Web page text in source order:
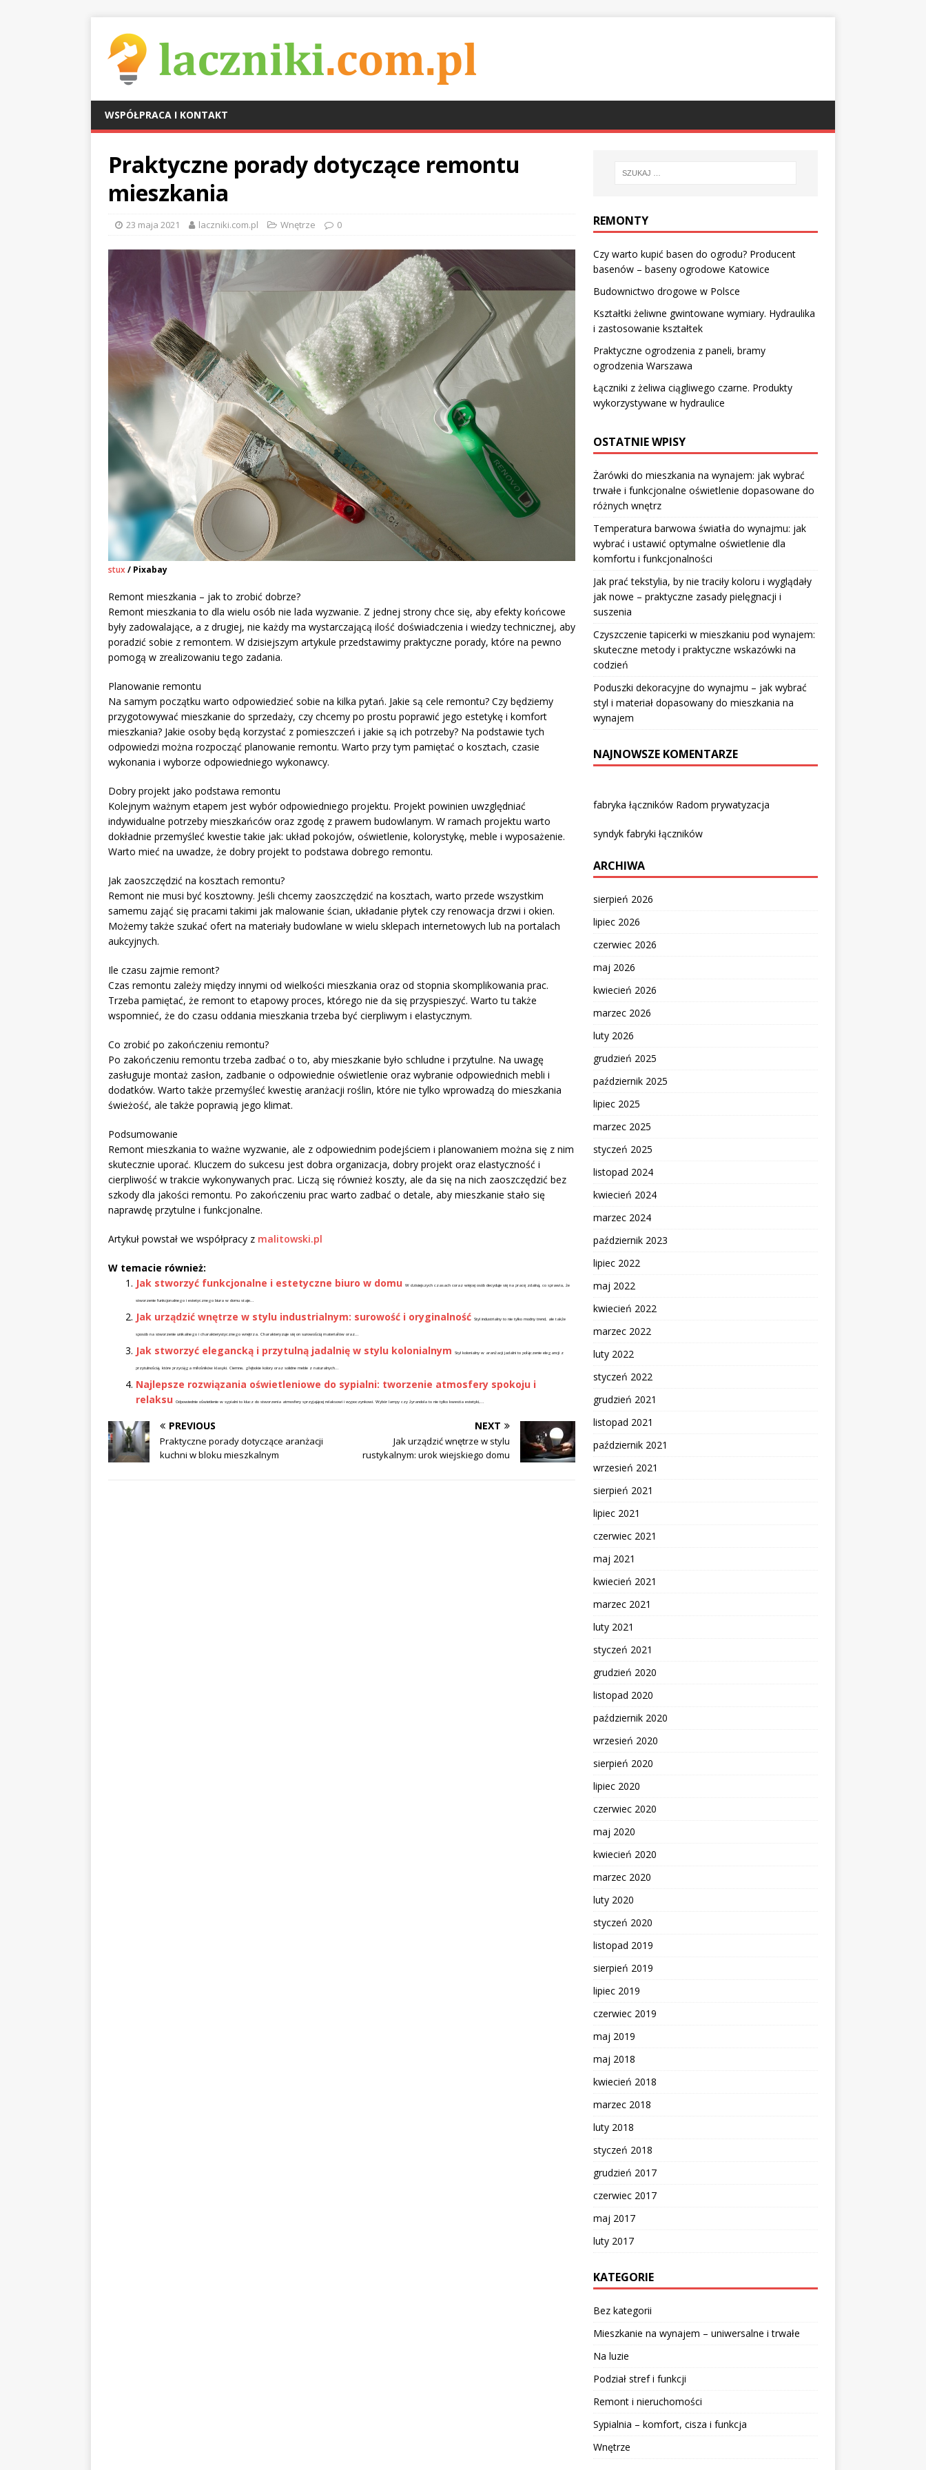
WSPÓŁPRACA I KONTAKT
Praktyczne porady dotyczące remontu
mieszkania
23 maja 2021 laczniki.com.pl Wnętrze 0
stux/ Pixabay
Remont mieszkania – jak to zrobić dobrze?
Remont mieszkania to dla wielu osób nie lada wyzwanie. Z jednej strony chce się, aby efekty końcowe
były zadowalające, a z drugiej, nie każdy ma wystarczającą ilość doświadczenia i wiedzy technicznej, aby
poradzić sobie z remontem. W dzisiejszym artykule przedstawimy praktyczne porady, które na pewno
pomogą w zrealizowaniu tego zadania.
Planowanie remontu
Na samym początku warto odpowiedzieć sobie na kilka pytań. Jakie są cele remontu? Czy będziemy
przygotowywać mieszkanie do sprzedaży, czy chcemy po prostu poprawić jego estetykę i komfort
mieszkania? Jakie osoby będą korzystać z pomieszczeń i jakie są ich potrzeby? Na podstawie tych
odpowiedzi można rozpocząć planowanie remontu. Warto przy tym pamiętać o kosztach, czasie
wykonania i wyborze odpowiedniego wykonawcy.
Dobry projekt jako podstawa remontu
Kolejnym ważnym etapem jest wybór odpowiedniego projektu. Projekt powinien uwzględniać
indywidualne potrzeby mieszkańców oraz zgodę z prawem budowlanym. W ramach projektu warto
dokładnie przemyśleć kwestie takie jak: układ pokojów, oświetlenie, kolorystykę, meble i wyposażenie.
Warto mieć na uwadze, że dobry projekt to podstawa dobrego remontu.
Jak zaoszczędzić na kosztach remontu?
Remont nie musi być kosztowny. Jeśli chcemy zaoszczędzić na kosztach, warto przede wszystkim
samemu zająć się pracami takimi jak malowanie ścian, układanie płytek czy renowacja drzwi i okien.
Możemy także szukać ofert na materiały budowlane w wielu sklepach internetowych lub na portalach
aukcyjnych.
Ile czasu zajmie remont?
Czas remontu zależy między innymi od wielkości mieszkania oraz od stopnia skomplikowania prac.
Trzeba pamiętać, że remont to etapowy proces, którego nie da się przyspieszyć. Warto tu także
wspomnieć, że do czasu oddania mieszkania trzeba być cierpliwym i elastycznym.
Co zrobić po zakończeniu remontu?
Po zakończeniu remontu trzeba zadbać o to, aby mieszkanie było schludne i przytulne. Na uwagę
zasługuje montaż zasłon, zadbanie o odpowiednie oświetlenie oraz wybranie odpowiednich mebli i
dodatków. Warto także przemyśleć kwestię aranżacji roślin, które nie tylko wprowadzą do mieszkania
świeżość, ale także poprawią jego klimat.
Podsumowanie
Remont mieszkania to ważne wyzwanie, ale z odpowiednim podejściem i planowaniem można się z nim
skutecznie uporać. Kluczem do sukcesu jest dobra organizacja, dobry projekt oraz elastyczność i
cierpliwość w trakcie wykonywanych prac. Liczą się również koszty, ale da się na nich zaoszczędzić bez
szkody dla jakości remontu. Po zakończeniu prac warto zadbać o detale, aby mieszkanie stało się
naprawdę przytulne i funkcjonalne.
Artykuł powstał we współpracy z malitowski.pl
W temacie również:
Jak stworzyć funkcjonalne i estetyczne biuro w domu
W dzisiejszych czasach coraz więcej osób decyduje się na pracę zdalną, co sprawia, że
stworzenie funkcjonalnego i estetycznego biura w domu staje...
Jak urządzić wnętrze w stylu industrialnym: surowość i oryginalność Styl industrialny to nie tylko modny trend, ale także
sposób na stworzenie unikalnego i charakterystycznego wnętrza. Charakteryzuje się on surowością materiałów oraz...
Jak stworzyć elegancką i przytulną jadalnię w stylu kolonialnym Styl kolonialny w aranżacji jadalni to połączenie elegancji z
przytulnością, które przyciąga miłośników klasyki. Ciemne, głębokie kolory oraz solidne meble z naturalnych...
Najlepsze rozwiązania oświetleniowe do sypialni: tworzenie atmosfery spokoju i
relaksu
Odpowiednie oświetlenie w sypialni to klucz do stworzenia atmosfery sprzyjającej relaksowi i wypoczynkowi. Wybór lampy czy żyrandola to nie tylko kwestia estetyki,...
PREVIOUS
Praktyczne porady dotyczące aranżacji
kuchni w bloku mieszkalnym
NEXT
Jak urządzić wnętrze w stylu
rustykalnym: urok wiejskiego domu
REMONTY
Czy warto kupić basen do ogrodu? Producent
basenów – baseny ogrodowe Katowice
Budownictwo drogowe w Polsce
Kształtki żeliwne gwintowane wymiary. Hydraulika
i zastosowanie kształtek
Praktyczne ogrodzenia z paneli, bramy
ogrodzenia Warszawa
Łączniki z żeliwa ciągliwego czarne. Produkty
wykorzystywane w hydraulice
OSTATNIE WPISY
Żarówki do mieszkania na wynajem: jak wybrać
trwałe i funkcjonalne oświetlenie dopasowane do
różnych wnętrz
Temperatura barwowa światła do wynajmu: jak
wybrać i ustawić optymalne oświetlenie dla
komfortu i funkcjonalności
Jak prać tekstylia, by nie traciły koloru i wyglądały
jak nowe – praktyczne zasady pielęgnacji i
suszenia
Czyszczenie tapicerki w mieszkaniu pod wynajem:
skuteczne metody i praktyczne wskazówki na
codzień
Poduszki dekoracyjne do wynajmu – jak wybrać
styl i materiał dopasowany do mieszkania na
wynajem
NAJNOWSZE KOMENTARZE
fabryka łączników Radom prywatyzacja
syndyk fabryki łączników
ARCHIWA
sierpień 2026
lipiec 2026
czerwiec 2026
maj 2026
kwiecień 2026
marzec 2026
luty 2026
grudzień 2025
październik 2025
lipiec 2025
marzec 2025
styczeń 2025
listopad 2024
kwiecień 2024
marzec 2024
październik 2023
lipiec 2022
maj 2022
kwiecień 2022
marzec 2022
luty 2022
styczeń 2022
grudzień 2021
listopad 2021
październik 2021
wrzesień 2021
sierpień 2021
lipiec 2021
czerwiec 2021
maj 2021
kwiecień 2021
marzec 2021
luty 2021
styczeń 2021
grudzień 2020
listopad 2020
październik 2020
wrzesień 2020
sierpień 2020
lipiec 2020
czerwiec 2020
maj 2020
kwiecień 2020
marzec 2020
luty 2020
styczeń 2020
listopad 2019
sierpień 2019
lipiec 2019
czerwiec 2019
maj 2019
maj 2018
kwiecień 2018
marzec 2018
luty 2018
styczeń 2018
grudzień 2017
czerwiec 2017
maj 2017
luty 2017
KATEGORIE
Bez kategorii
Mieszkanie na wynajem – uniwersalne i trwałe
Na luzie
Podział stref i funkcji
Remont i nieruchomości
Sypialnia – komfort, cisza i funkcja
Wnętrze